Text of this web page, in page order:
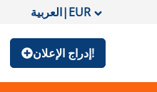
العربية|EUR
إدراج الإعلان!